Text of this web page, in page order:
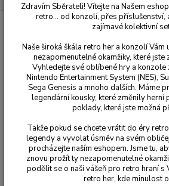
XBOX 360 Sleeping Dogs:
Sleeping Dogs:
Ohodnotit produkt
Zdravím Sběrateli! Vítejte na Našem
retro... od konzolí, přes příslušenství,
zajímavé kolektivní
Naše široká škála retro her a konzolí
nezapomenutelné okamžiky, které jste
Vyhledejte své oblíbené hry a konzole
Nintendo Entertainment System (NES),
Sega Genesis a mnoho dalších. Máme
legendární kousky, které změnily herní
poklady, které jste možná
Takže pokud se chcete vrátit do éry
legendy a vyvolat úsměv na svém
procházejte naším eshopem. Jsme tu,
znovu prožít ty nezapomenutelné
podělit se o naši vášeň pro retro hraní s
retro her, kde minulost